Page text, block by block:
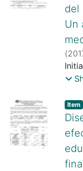
del
Un
(
Item
Item,